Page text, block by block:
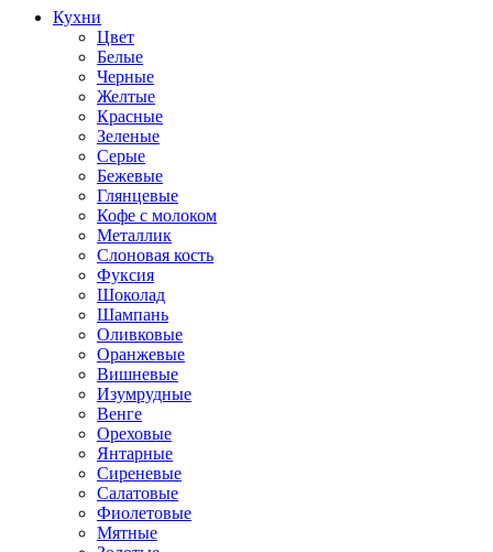
Кухни
Цвет
Белые
Черные
Желтые
Красные
Зеленые
Серые
Бежевые
Глянцевые
Кофе с молоком
Металлик
Слоновая кость
Фуксия
Шоколад
Шампань
Оливковые
Оранжевые
Вишневые
Изумрудные
Венге
Ореховые
Янтарные
Сиреневые
Салатовые
Фиолетовые
Мятные